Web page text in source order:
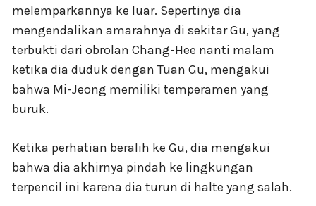
melemparkannya ke luar. Sepertinya dia
mengendalikan amarahnya di sekitar Gu, yang
terbukti dari obrolan Chang-Hee nanti malam
ketika dia duduk dengan Tuan Gu, mengakui
bahwa Mi-Jeong memiliki temperamen yang
buruk.
Ketika perhatian beralih ke Gu, dia mengakui
bahwa dia akhirnya pindah ke lingkungan
terpencil ini karena dia turun di halte yang salah.